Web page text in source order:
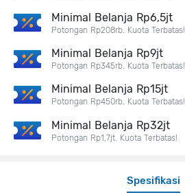
Spesifikasi
Minimal Belanja Rp6,5jt
Potongan Rp208rb. Kuota Terbatas!
Minimal Belanja Rp9jt
Potongan Rp345rb. Kuota Terbatas!
Minimal Belanja Rp15jt
Potongan Rp450rb. Kuota Terbatas!
Minimal Belanja Rp32jt
Potongan Rp1,7jt. Kuota Terbatas!